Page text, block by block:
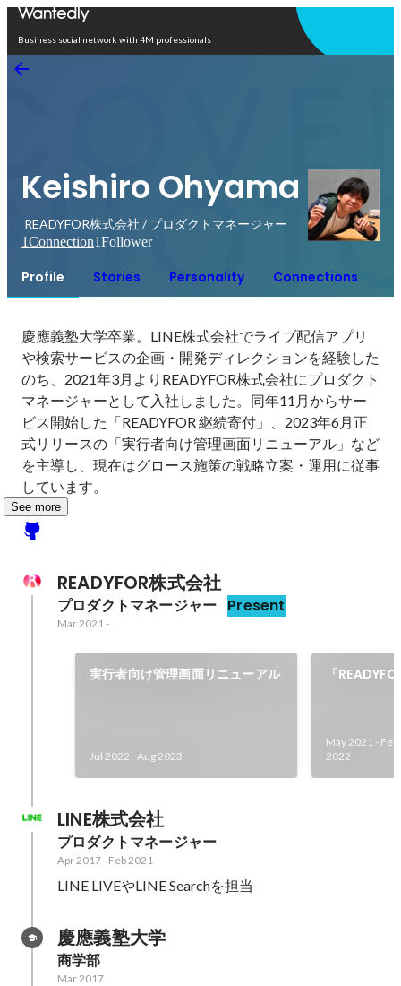
Business social network with 4M professionals
Keishiro Ohyama
READYFOR株式会社 / プロダクトマネージャー
1Connection1Follower
Profile Stories Personality Connections
慶應義塾大学卒業。LINE株式会社でライブ配信アプリ
や検索サービスの企画・開発ディレクションを経験した
のち、2021年3月よりREADYFOR株式会社にプロダクト
マネージャーとして入社しました。同年11月からサー
ビス開始した「READYFOR 継続寄付」、2023年6月正
式リリースの「実行者向け管理画面リニューアル」など
を主導し、現在はグロース施策の戦略立案・運用に従事
しています。
See more
READYFOR株式会社
プロダクトマネージャー Present
Mar 2021-
実行者向け管理画面リニューアル
Jul 2022 -Aug 2023
「
May 2021 - Feb
2022
LINE株式会社
プロダクトマネージャー
Apr 2017- Feb 2021
LINE LIVEやLINE Searchを担当
慶應義塾大学
商学部
Mar 2017